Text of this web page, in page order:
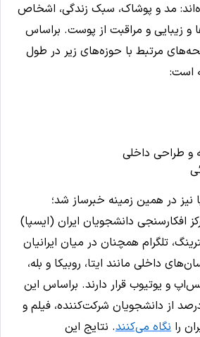
شده‌اند: مد و پوشاک، سبک زندگی، اشخاص
و زیبایی و مراقبت از پوست. براساس
مرتبط با حوزه‌‌های زیر در طول
است:
و طراحی داخلی
در همین زمینه خبرساز شد؛
افکارسنجی دانشجویان ایران (ایسپا)
تلگرام همچنان در میان ایرانیان
داخلی مانند ایتا، روبیکا و بله،
و یوتیوب قرار دارند. براساس این
تنها ۱۱.۵ درصد از دانشجویان شرکت‌کننده، فیلم و
را نگاه می‌کنند. نتایج این